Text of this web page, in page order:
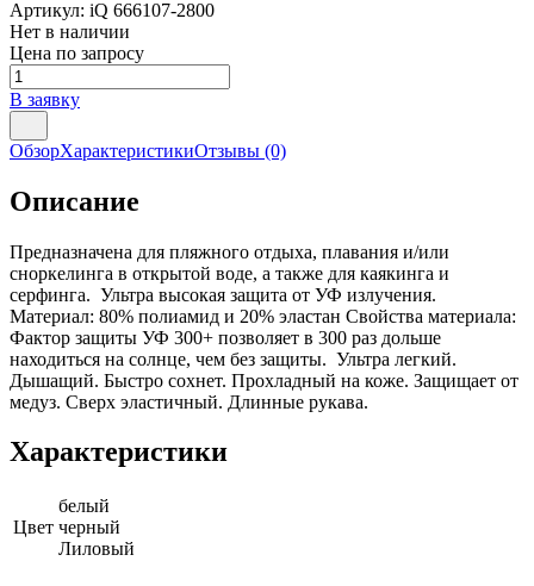
Артикул: iQ 666107-2800
Нет в наличии
Цена по запросу
В заявку
ОбзорХарактеристикиОтзывы (0)
Описание
Предназначена для пляжного отдыха, плавания и/или
сноркелинга в открытой воде, а также для каякинга и
серфинга. Ультра высокая защита от УФ излучения.
Материал: 80% полиамид и 20% эластан Свойства материала:
Фактор защиты УФ 300+ позволяет в 300 раз дольше
находиться на солнце, чем без защиты. Ультра легкий.
Дышащий. Быстро сохнет. Прохладный на коже. Защищает от
медуз. Сверх эластичный. Длинные рукава.
Характеристики
Цвет
белый
черный
Лиловый